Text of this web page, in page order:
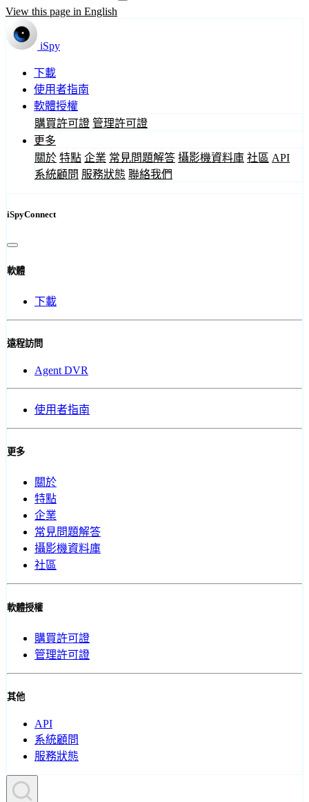
View this page in English
iSpy
下載
使用者指南
軟體授權
購買許可證 管理許可證
更多
關於 特點 企業 常見問題解答 攝影機資料庫 社區 API
系統顧問 服務狀態 聯絡我們
iSpyConnect
軟體
下載
遠程訪問
Agent DVR
使用者指南
更多
關於
特點
企業
常見問題解答
攝影機資料庫
社區
軟體授權
購買許可證
管理許可證
其他
API
系統顧問
服務狀態